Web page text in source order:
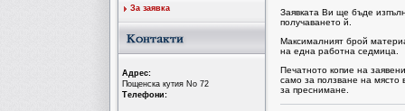
За заявка
Aдрес:
Пощенска кутия No 72
Tелефони:
Заявката Ви ще бъде
получаването й.
Максималният брой
на една работна седмица.
Печатното копие на
само за ползване на място
за преснимане.